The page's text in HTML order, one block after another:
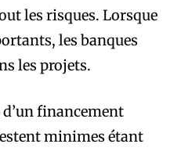
les risques. Lorsque
les banques
les projets.
financement
minimes étant